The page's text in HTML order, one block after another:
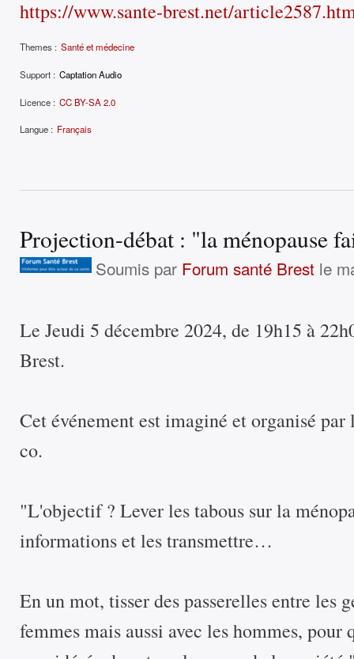
https://www.sante-brest.net/
Themes : Santé et médecine
Support : Captation Audio
Licence : CC BY-SA 2.0
Langue : Français
Projection-débat : "la ménopause
Soumis par Forum santé Brestle
Le Jeudi 5 décembre 2024, de 19h15 à
Brest.
Cet événement est imaginé et organisé
co.
"L'objectif ? Lever les tabous sur la
informations et les transmettre…
En un mot, tisser des passerelles entre les
femmes mais aussi avec les hommes, pour